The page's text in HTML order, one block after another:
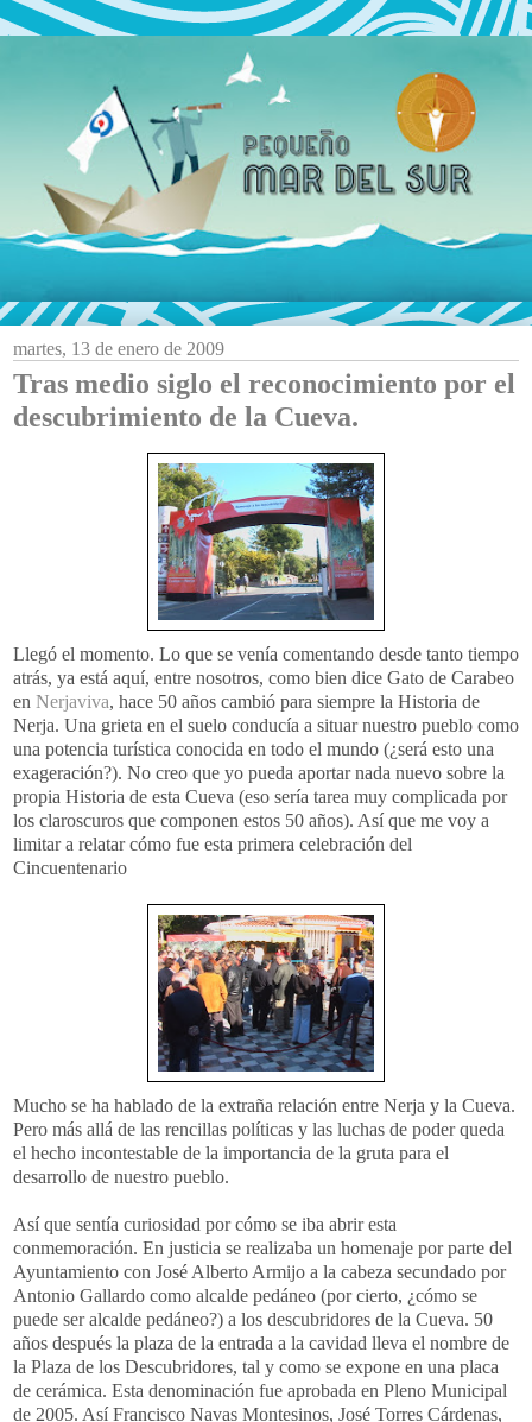
martes, 13 de enero de 2009
Tras medio siglo el reconocimiento por el
descubrimiento de la Cueva.
Llegó el momento. Lo que se venía comentando desde tanto tiempo
atrás, ya está aquí, entre nosotros, como bien dice Gato de Carabeo
en Nerjaviva, hace 50 años cambió para siempre la Historia de
Nerja. Una grieta en el suelo conducía a situar nuestro pueblo como
una potencia turística conocida en todo el mundo (¿será esto una
exageración?). No creo que yo pueda aportar nada nuevo sobre la
propia Historia de esta Cueva (eso sería tarea muy complicada por
los claroscuros que componen estos 50 años). Así que me voy a
limitar a relatar cómo fue esta primera celebración del
Cincuentenario
Mucho se ha hablado de la extraña relación entre Nerja y la Cueva.
Pero más allá de las rencillas políticas y las luchas de poder queda
el hecho incontestable de la importancia de la gruta para el
desarrollo de nuestro pueblo.
Así que sentía curiosidad por cómo se iba abrir esta
conmemoración. En justicia se realizaba un homenaje por parte del
Ayuntamiento con José Alberto Armijo a la cabeza secundado por
Antonio Gallardo como alcalde pedáneo (por cierto, ¿cómo se
puede ser alcalde pedáneo?) a los descubridores de la Cueva. 50
años después la plaza de la entrada a la cavidad lleva el nombre de
la Plaza de los Descubridores, tal y como se expone en una placa
de cerámica. Esta denominación fue aprobada en Pleno Municipal
de 2005. Así Francisco Navas Montesinos, José Torres Cárdenas,